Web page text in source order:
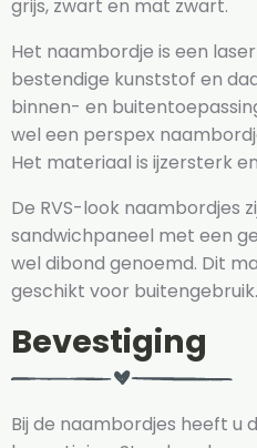
grijs, zwart en mat zwart.
Het naambordje is een
bestendige kunststof en
binnen- en
wel een perspex
Het materiaal is ijzersterk
De RVS-look naambordjes
sandwichpaneel met een
wel dibond genoemd. Dit
geschikt voor buitengebruik.
Bevestiging
Bij de naambordjes heeft u